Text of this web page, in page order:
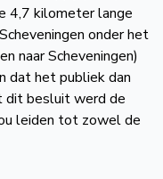
4,7 kilometer lange
onder het
naar Scheveningen)
dat het publiek dan
dit besluit werd de
leiden tot zowel de